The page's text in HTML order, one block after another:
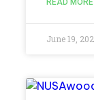
READ
June 19,